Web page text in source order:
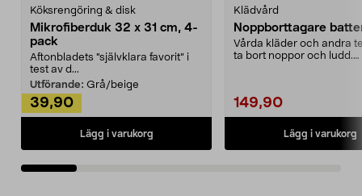
Köksrengöring & disk
Mikrofiberduk 32 x 31 cm, 4-
pack
Aftonbladets "självklara favorit” i
test av d...
Utförande: Grå/beige
39,90
Lägg i varukorg
Klädvård
Noppborttagare
Vårda kläder och andra
ta bort noppor och ludd.
149,90
Lägg i varukorg